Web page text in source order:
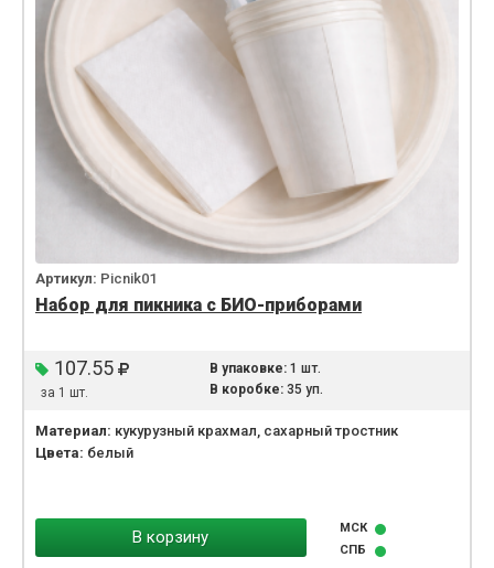
Артикул: Picnik01
Набор для пикника с БИО-приборами
107.55
за 1 шт.
В упаковке:1 шт.
В коробке:35 уп.
Материал: кукурузный крахмал, сахарный тростник
Цвета: белый
В корзину
МСК
СПБ